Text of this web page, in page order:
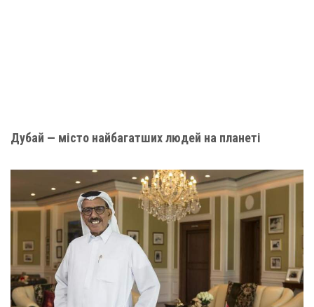
Дубай — місто найбагатших людей на планеті